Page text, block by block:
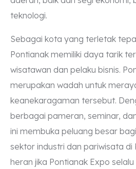
teknologi.
Sebagai kota yang terletak
Pontianak memiliki daya tarik
wisatawan dan pelaku bisnis.
merupakan wadah untuk
keanekaragaman tersebut.
berbagai pameran, seminar,
ini membuka peluang besar
sektor industri dan pariwisata di
heran jika Pontianak Expo